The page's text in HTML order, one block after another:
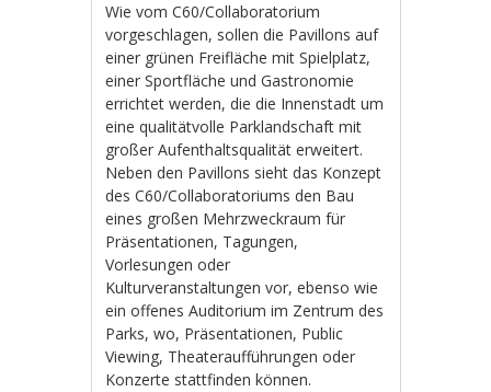
Wie vom C60/Collaboratorium
vorgeschlagen, sollen die Pavillons auf
einer grünen Freifläche mit Spielplatz,
einer Sportfläche und Gastronomie
errichtet werden, die die Innenstadt um
eine qualitätvolle Parklandschaft mit
großer Aufenthaltsqualität erweitert.
Neben den Pavillons sieht das Konzept
des C60/Collaboratoriums den Bau
eines großen Mehrzweckraum für
Präsentationen, Tagungen,
Vorlesungen oder
Kulturveranstaltungen vor, ebenso wie
ein offenes Auditorium im Zentrum des
Parks, wo, Präsentationen, Public
Viewing, Theateraufführungen oder
Konzerte stattfinden können.